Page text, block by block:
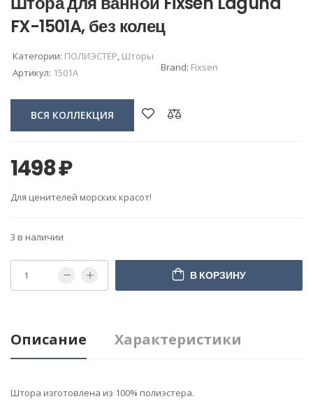
FX-1501A, без колец
Категории: ПОЛИЭСТЕР, Шторы
Артикул: 1501A Brand: Fixsen
ВСЯ КОЛЛЕКЦИЯ
1498₽
Для ценителей морских красот!
3 в наличии
В КОРЗИНУ
Описание Характеристики
Штора изготовлена из 100% полиэстера.